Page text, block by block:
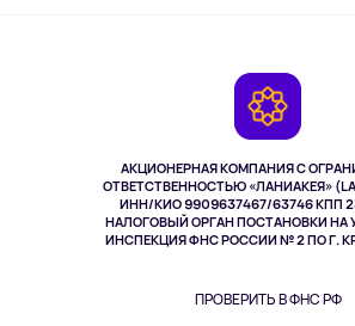
АКЦИОНЕРНАЯ КОМПАНИЯ С
ОТВЕТСТВЕННОСТЬЮ «ЛАНИАКЕЯ»
ИНН/КИО 9909637467/63746 КПП
НАЛОГОВЫЙ ОРГАН ПОСТАНОВКИ НА
ИНСПЕКЦИЯ ФНС РОССИИ № 2 ПО Г.
ПРОВЕРИТЬ В ФНС РФ
Здоровье питомцев
Одежда и аксессуары